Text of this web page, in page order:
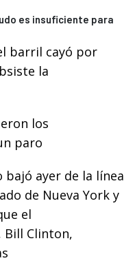
es insuficiente para
barril cayó por
la
los
paro
ayer de la línea
de Nueva York y
el
Bill Clinton,